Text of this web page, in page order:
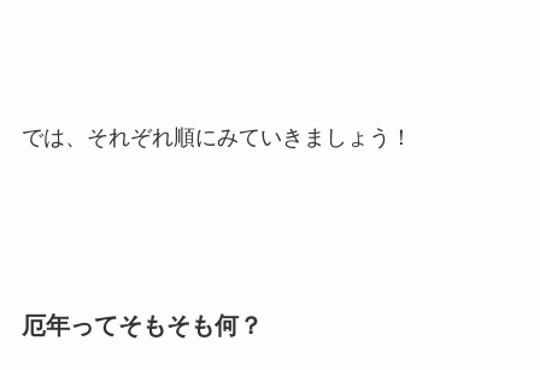
では、それぞれ順にみていきましょう！
厄年ってそもそも何？